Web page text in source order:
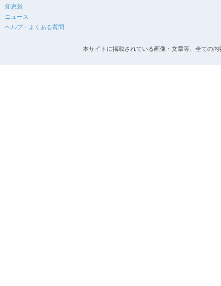
知恵袋
ニュース
ヘルプ・よくある質問
本サイトに掲載されている画像・文章等、全ての